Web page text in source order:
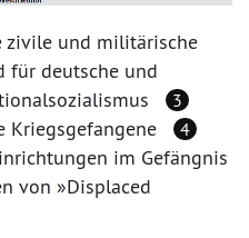
zivile und militärische
für deutsche und
3
Kriegsgefangene 4
im Gefängnis
von »Displaced